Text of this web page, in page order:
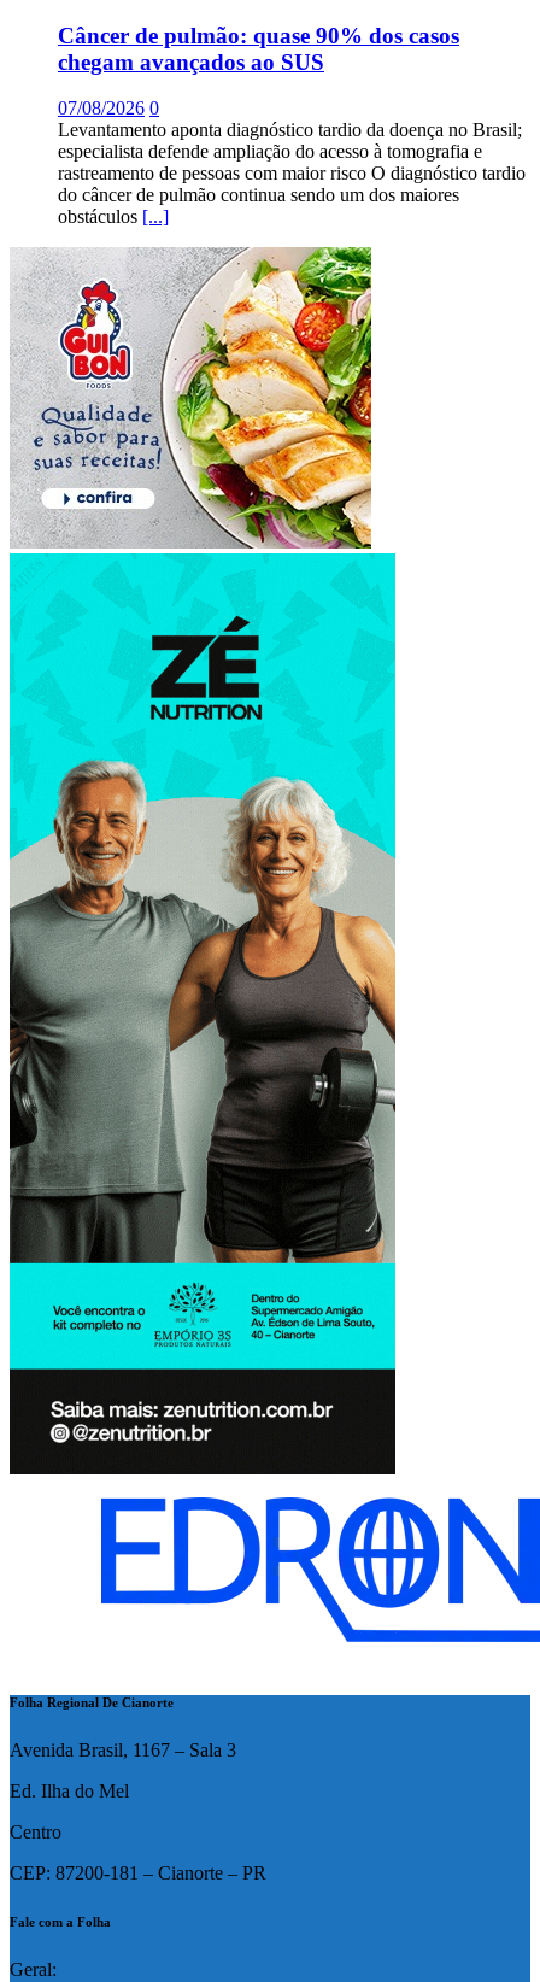
Câncer de pulmão: quase 90% dos casos
chegam avançados ao SUS
07/08/2026 0
Levantamento aponta diagnóstico tardio da doença no Brasil;
especialista defende ampliação do acesso à tomografia e
rastreamento de pessoas com maior risco O diagnóstico tardio
do câncer de pulmão continua sendo um dos maiores
obstáculos [...]
Folha Regional De Cianorte
Avenida Brasil, 1167 – Sala 3
Ed. Ilha do Mel
Centro
CEP: 87200-181 – Cianorte – PR
Fale com a Folha
Geral: